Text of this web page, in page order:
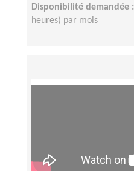
Disponibilité demandée :
heures) par mois